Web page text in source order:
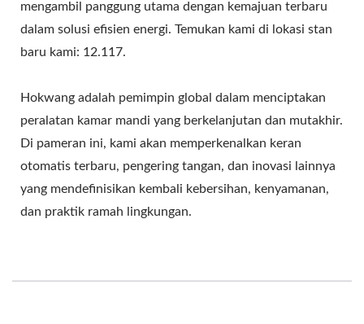
mengambil panggung utama dengan kemajuan terbaru
dalam solusi efisien energi. Temukan kami di lokasi stan
baru kami: 12.117.
Hokwang adalah pemimpin global dalam menciptakan
peralatan kamar mandi yang berkelanjutan dan mutakhir.
Di pameran ini, kami akan memperkenalkan keran
otomatis terbaru, pengering tangan, dan inovasi lainnya
yang mendefinisikan kembali kebersihan, kenyamanan,
dan praktik ramah lingkungan.